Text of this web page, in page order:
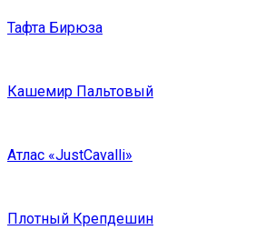
Тафта Бирюза
Кашемир Пальтовый
Атлас «JustCavalli»
Плотный Крепдешин